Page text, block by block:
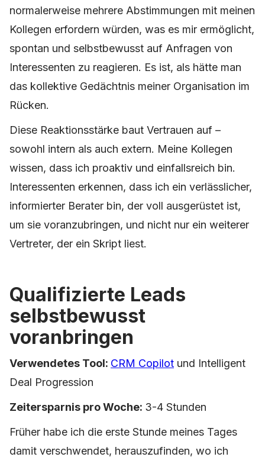
normalerweise mehrere Abstimmungen mit meinen
Kollegen erfordern würden, was es mir ermöglicht,
spontan und selbstbewusst auf Anfragen von
Interessenten zu reagieren. Es ist, als hätte man
das kollektive Gedächtnis meiner Organisation im
Rücken.
Diese Reaktionsstärke baut Vertrauen auf –
sowohl intern als auch extern. Meine Kollegen
wissen, dass ich proaktiv und einfallsreich bin.
Interessenten erkennen, dass ich ein verlässlicher,
informierter Berater bin, der voll ausgerüstet ist,
um sie voranzubringen, und nicht nur ein weiterer
Vertreter, der ein Skript liest.
Qualifizierte Leads
selbstbewusst
voranbringen
Verwendetes Tool: CRM Copilot und Intelligent
Deal Progression
Zeitersparnis pro Woche: 3-4 Stunden
Früher habe ich die erste Stunde meines Tages
damit verschwendet, herauszufinden, wo ich